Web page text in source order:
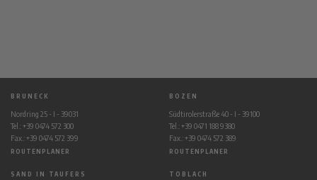
BRUNECK
Nordring 25 - I - 39031
Tel.: +39 0474 572 300
Fax.: +39 0474 572 399
ROUTENPLANER
BOZEN
Südtirolerstraße 40 - I - 39100
Tel.: +39 0471 188 9380
Fax.: +39 0474 572 389
ROUTENPLANER
SAND IN TAUFERS TOBLACH